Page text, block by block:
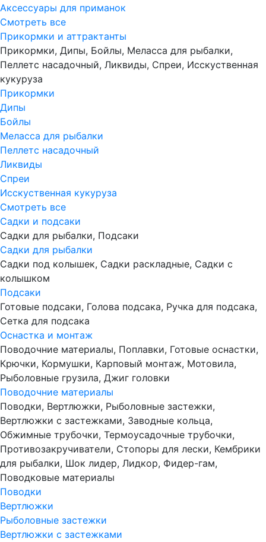
Аксессуары для приманок
Смотреть все
Прикормки и аттрактанты
Прикормки, Дипы, Бойлы, Меласса для рыбалки,
Пеллетс насадочный, Ликвиды, Спреи, Исскуственная
кукуруза
Прикормки
Дипы
Бойлы
Меласса для рыбалки
Пеллетс насадочный
Ликвиды
Спреи
Исскуственная кукуруза
Смотреть все
Садки и подсаки
Садки для рыбалки, Подсаки
Садки для рыбалки
Садки под колышек, Садки раскладные, Садки с
колышком
Подсаки
Готовые подсаки, Голова подсака, Ручка для подсака,
Сетка для подсака
Оснастка и монтаж
Поводочние материалы, Поплавки, Готовые оснастки,
Крючки, Кормушки, Карповый монтаж, Мотовила,
Рыболовные грузила, Джиг головки
Поводочние материалы
Поводки, Вертлюжки, Рыболовные застежки,
Вертлюжки с застежками, Заводные кольца,
Обжимные трубочки, Термоусадочные трубочки,
Противозакручиватели, Стопоры для лески, Кембрики
для рыбалки, Шок лидер, Лидкор, Фидер-гам,
Поводковые материалы
Поводки
Вертлюжки
Рыболовные застежки
Вертлюжки с застежками